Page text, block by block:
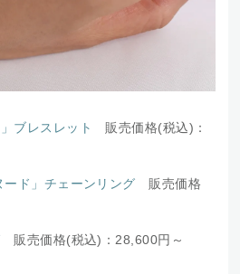
」ブレスレット
販売価格(税込)：
ード」チェーンリング 販売価格
販売価格(税込)：28,600円～